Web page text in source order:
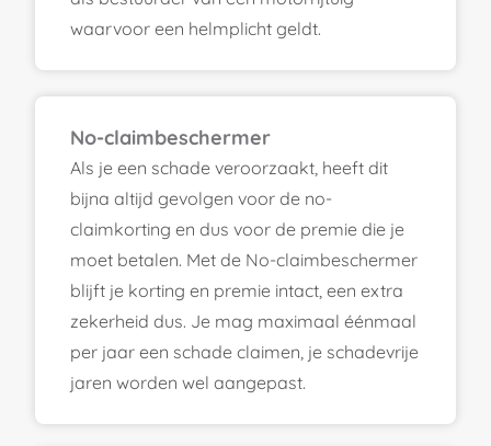
waarvoor een helmplicht geldt.
No-claimbeschermer
Als je een schade veroorzaakt, heeft dit
bijna altijd gevolgen voor de no-
claimkorting en dus voor de premie die je
moet betalen. Met de No-claimbeschermer
blijft je korting en premie intact, een extra
zekerheid dus. Je mag maximaal éénmaal
per jaar een schade claimen, je schadevrije
jaren worden wel aangepast.